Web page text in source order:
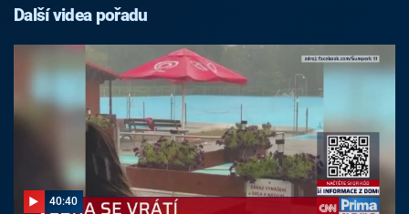
Další videa pořadu
40:40